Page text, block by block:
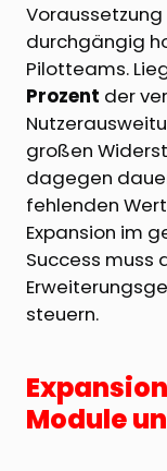
durchgängig
Pilotteams.
Prozent der
großen
dagegen
fehlenden
Expansion im
Success muss
steuern.
Module